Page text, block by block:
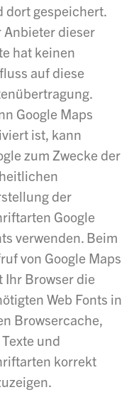
dort gespeichert.
Anbieter dieser
hat keinen
auf diese
Google Maps
ist, kann
zum Zwecke der
der
Google
verwenden. Beim
von Google Maps
Ihr Browser die
Web Fonts in
Browsercache,
und
korrekt